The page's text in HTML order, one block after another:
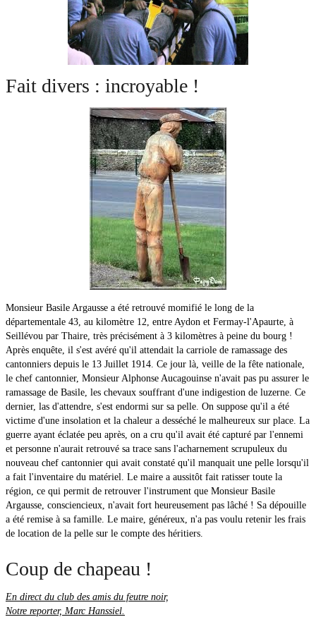
Fait divers : incroyable !
Monsieur Basile Argausse a été retrouvé momifié le long de la
départementale 43, au kilomètre 12, entre Aydon et Fermay-l'Apaurte, à
Seillévou par Thaire, très précisément à 3 kilomètres à peine du bourg !
Après enquête, il s'est avéré qu'il attendait la carriole de ramassage des
cantonniers depuis le 13 Juillet 1914. Ce jour là, veille de la fête nationale,
le chef cantonnier, Monsieur Alphonse Aucagouinse n'avait pas pu assurer le
ramassage de Basile, les chevaux souffrant d'une indigestion de luzerne. Ce
dernier, las d'attendre, s'est endormi sur sa pelle. On suppose qu'il a été
victime d'une insolation et la chaleur a desséché le malheureux sur place. La
guerre ayant éclatée peu après, on a cru qu'il avait été capturé par l'ennemi
et personne n'aurait retrouvé sa trace sans l'acharnement scrupuleux du
nouveau chef cantonnier qui avait constaté qu'il manquait une pelle lorsqu'il
a fait l'inventaire du matériel. Le maire a aussitôt fait ratisser toute la
région, ce qui permit de retrouver l'instrument que Monsieur Basile
Argausse, consciencieux, n'avait fort heureusement pas lâché ! Sa dépouille
a été remise à sa famille. Le maire, généreux, n'a pas voulu retenir les frais
de location de la pelle sur le compte des héritiers.
Coup de chapeau !
En direct du club des amis du feutre noir,
Notre reporter, Marc Hanssiel.